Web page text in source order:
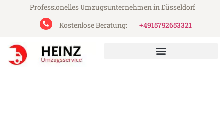
Professionelles Umzugsunternehmen in Düsseldorf
Kostenlose Beratung:
+4915792653321